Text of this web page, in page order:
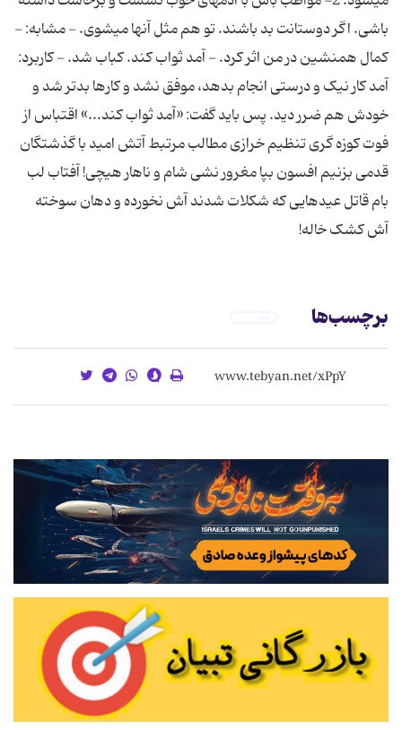
باشی. اگر دوستانت بد باشند. تو هم مثل آنها می‏شوی. - مشابه: -
کمال همنشین در من اثر کرد. - آمد ثواب کند. کباب شد. - کاربرد:
آمد کار نیک و درستی انجام بدهد، موفق نشد و کارها بدتر شد و
خودش هم ضرر دید. پس باید گفت: «آمد ثواب کند...» اقتباس از
فوت کوزه گری تنظیم خرازی مطالب مرتبط آتش امید با گذشتگان
قدمی بزنیم افسون بپا مغرور نشی شام و ناهار هیچی! آفتاب لب
بام قاتل عیدهایی که شکلات شدند آش نخورده و دهان سوخته
آش کشک خاله!
برچسب‌ها